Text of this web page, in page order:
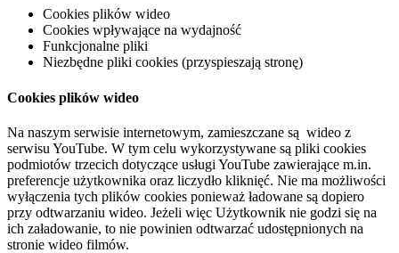
Cookies plików wideo
Cookies wpływające na wydajność
Funkcjonalne pliki
Niezbędne pliki cookies (przyspieszają stronę)
Cookies plików wideo
Na naszym serwisie internetowym, zamieszczane są wideo z
serwisu YouTube. W tym celu wykorzystywane są pliki cookies
podmiotów trzecich dotyczące usługi YouTube zawierające m.in.
preferencje użytkownika oraz liczydło kliknięć. Nie ma możliwości
wyłączenia tych plików cookies ponieważ ładowane są dopiero
przy odtwarzaniu wideo. Jeżeli więc Użytkownik nie godzi się na
ich załadowanie, to nie powinien odtwarzać udostępnionych na
stronie wideo filmów.